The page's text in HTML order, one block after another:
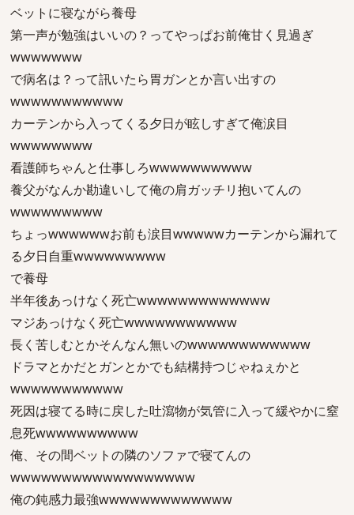
ベットに寝ながら養母
第一声が勉強はいいの？ってやっぱお前俺甘く見過ぎ
wwwwwww
で病名は？って訊いたら胃ガンとか言い出すの
wwwwwwwwwww
カーテンから入ってくる夕日が眩しすぎて俺涙目
wwwwwwww
看護師ちゃんと仕事しろwwwwwwwwww
養父がなんか勘違いして俺の肩ガッチリ抱いてんの
wwwwwwwww
ちょっwwwwwwお前も涙目wwwwwカーテンから漏れて
る夕日自重wwwwwwwww
で養母
半年後あっけなく死亡wwwwwwwwwwwww
マジあっけなく死亡wwwwwwwwwww
長く苦しむとかそんなん無いのwwwwwwwwwwww
ドラマとかだとガンとかでも結構持つじゃねぇかと
wwwwwwwwwww
死因は寝てる時に戻した吐瀉物が気管に入って緩やかに窒
息死wwwwwwwwww
俺、その間ベットの隣のソファで寝てんの
wwwwwwwwwwwwwwwwww
俺の鈍感力最強wwwwwwwwwwwww